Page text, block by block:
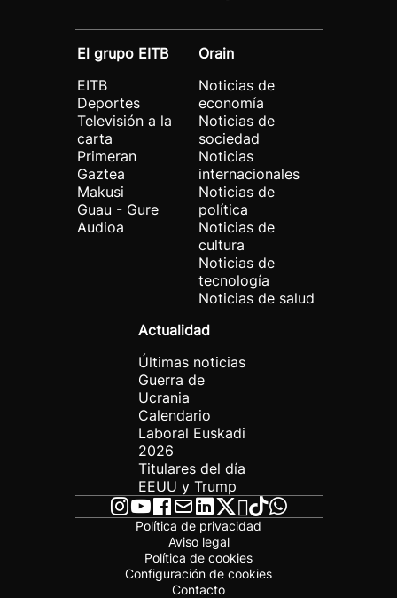
El grupo EITB
EITB
Deportes
Televisión a la
carta
Primeran
Gaztea
Makusi
Guau - Gure
Audioa
Orain
Noticias de
economía
Noticias de
sociedad
Noticias
internacionales
Noticias de
política
Noticias de
cultura
Noticias de
tecnología
Noticias de salud
Actualidad
Últimas noticias
Guerra de
Ucrania
Calendario
Laboral Euskadi
2026
Titulares del día
EEUU y Trump
Política de privacidad
Aviso legal
Política de cookies
Configuración de cookies
Contacto